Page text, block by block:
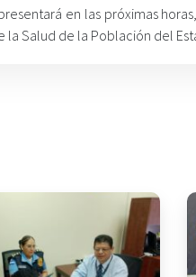
en las próximas
Salud de la Población del